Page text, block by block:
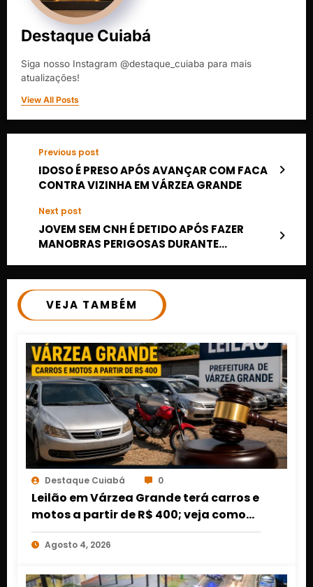
Destaque Cuiabá
Siga nosso Instagram @destaque_cuiaba para mais
atualizações!
View All Posts
Previous post
IDOSO É PRESO APÓS AVANÇAR COM FACA
CONTRA VIZINHA EM VÁRZEA GRANDE
Next post
JOVEM SEM CNH É DETIDO APÓS FAZER
MANOBRAS PERIGOSAS DURANTE
VEJA TAMBÉM
Destaque Cuiabá 0
Leilão em Várzea Grande terá carros e
motos a partir de R$ 400; veja como
participar
Agosto 4, 2026